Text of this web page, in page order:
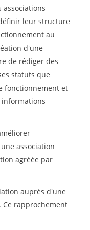
associations
leur structure
au
d'une
de rédiger des
statuts que
fonctionnement et
association
agréée par
auprès d'une
rapprochement